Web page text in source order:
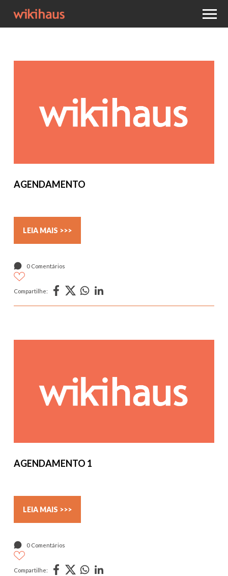
AGENDAMENTO
LEIA MAIS >>>
0 Comentários
Compartilhe:
AGENDAMENTO 1
LEIA MAIS >>>
0 Comentários
Compartilhe: